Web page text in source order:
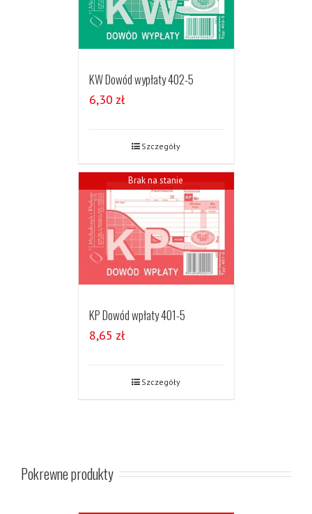
KW Dowód wypłaty 402-5
6,30 zł
Szczegóły
Brak na stanie
KP Dowód wpłaty 401-5
8,65 zł
Szczegóły
Pokrewne produkty